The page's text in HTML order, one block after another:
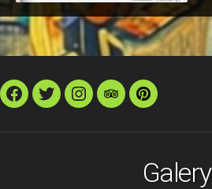
Facebook
TwitterInstagramTripAdvisor
Pinterest
Galery